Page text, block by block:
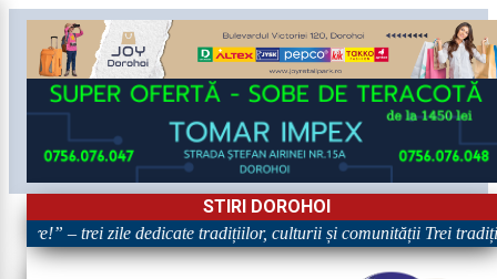
STIRI DOROHOI
– trei zile dedicate tradițiilor, culturii și comunității Trei